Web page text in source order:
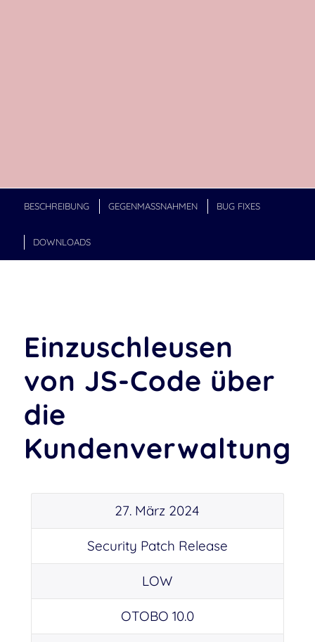
BESCHREIBUNG GEGENMASSNAHMEN BUG FIXES
DOWNLOADS
Einzuschleusen
von JS-Code über
die
Kundenverwaltung
27. März 2024
Security Patch Release
LOW
OTOBO 10.0